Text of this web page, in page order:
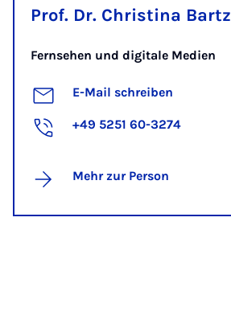
Prof. Dr. Christina Bartz
Fernsehen und digitale Medien
E-Mail schreiben
+49 5251 60-3274
Mehr zur Person